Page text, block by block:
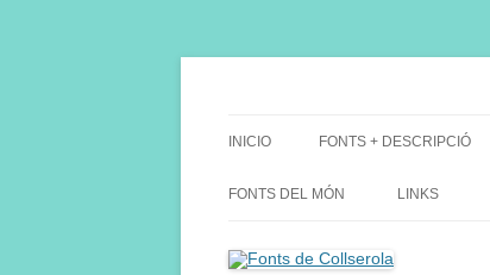
INICIO FONTS + DESCRIPCIÓ
FONTS DEL MÓN LINKS